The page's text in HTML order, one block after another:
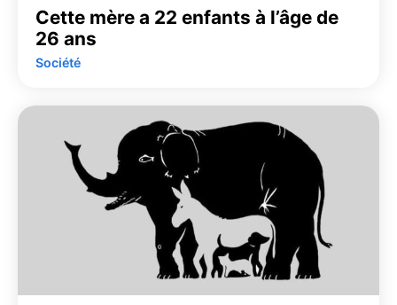
Cette mère a 22 enfants à l’âge de
26 ans
Société